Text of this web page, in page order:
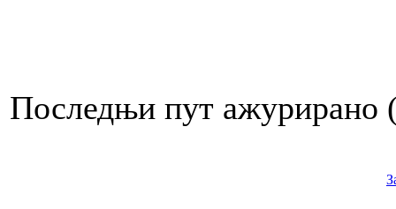
Последњи пут ажурирано